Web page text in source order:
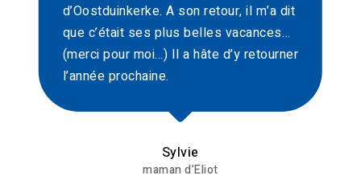
d’Oostduinkerke. A son retour, il m’a dit
que c’était ses plus belles vacances…
(merci pour moi…) Il a hâte d’y retourner
l’année prochaine.
Sylvie
maman d’Eliot